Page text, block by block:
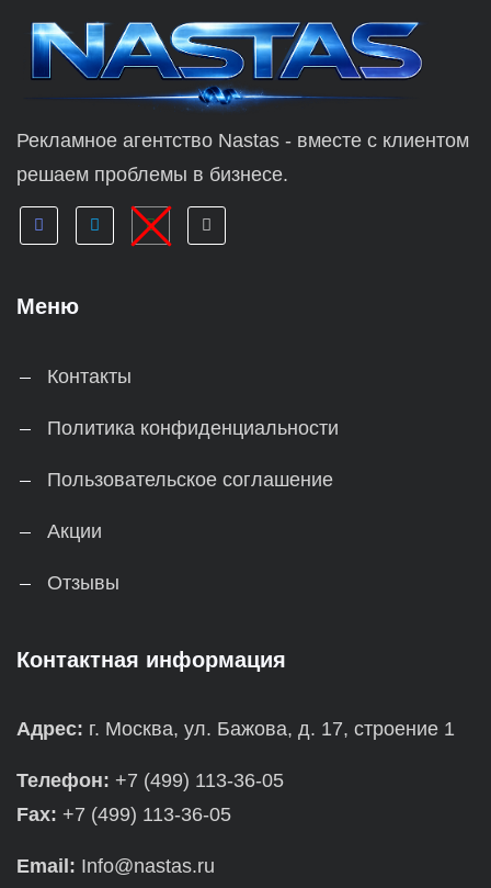
Рекламное агентство Nastas - вместе с клиентом
решаем проблемы в бизнесе.
Меню
Контакты
Политика конфиденциальности
Пользовательское соглашение
Акции
Отзывы
Контактная информация
Адрес: г. Москва, ул. Бажова, д. 17, строение 1
Телефон: +7 (499) 113-36-05
Fax: +7 (499) 113-36-05
Email: Info@nastas.ru